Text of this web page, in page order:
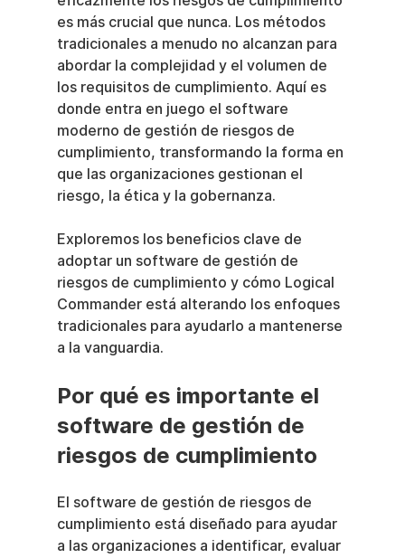
es más crucial que nunca. Los métodos
tradicionales a menudo no alcanzan para
abordar la complejidad y el volumen de
los requisitos de cumplimiento. Aquí es
donde entra en juego el software
moderno de gestión de riesgos de
cumplimiento, transformando la forma en
que las organizaciones gestionan el
riesgo, la ética y la gobernanza.
Exploremos los beneficios clave de
adoptar un software de gestión de
riesgos de cumplimiento y cómo Logical
Commander está alterando los enfoques
tradicionales para ayudarlo a mantenerse
a la vanguardia.
Por qué es importante el
software de gestión de
riesgos de cumplimiento
El software de gestión de riesgos de
cumplimiento está diseñado para ayudar
a las organizaciones a identificar, evaluar